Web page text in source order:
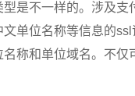
是不一样的。涉及
单位名称等信息的
称和单位域名。不